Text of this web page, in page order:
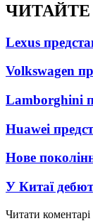
Lexus
Volkswagen
Lamborghini
Huawei
Нове
У Китаї
Читати коментарі